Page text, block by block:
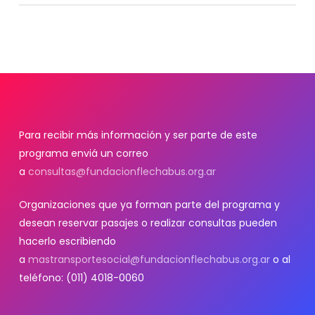
completando los datos con los número finales. Ej: si
hiciste 3 viajes en los que participaron 5 personas en
cada uno, en la parte de “beneficiarios”, colocó 15.
Ese formulario podés encontrarlo en el mail que recibís
desde Más Transporte Social, pero también podés verlo
acá
Para recibir más información y ser parte de este
programa enviá un correo
a consultas@fundacionflechabus.org.ar
Organizaciones que ya forman parte del programa y
desean reservar pasajes o realizar consultas pueden
hacerlo escribiendo
a mastransportesocial@fundacionflechabus.org.aro al
teléfono: (011) 4018-0060